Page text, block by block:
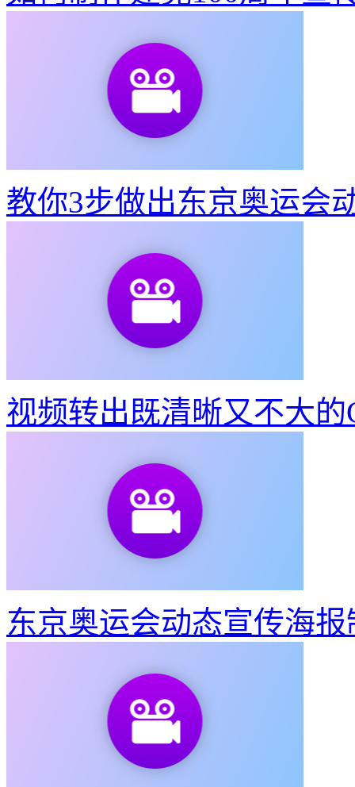
如何制作建党100周年宣
教你3步做出东京奥运会
视频转出既清晰又不大的